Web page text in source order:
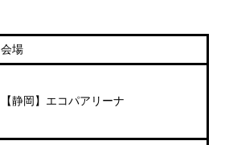
会場
【静岡】エコパアリーナ